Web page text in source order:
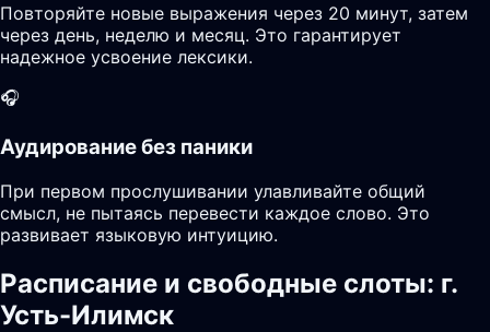
Повторяйте новые выражения через 20 минут, затем
через день, неделю и месяц. Это гарантирует
надежное усвоение лексики.
🎧
Аудирование без паники
При первом прослушивании улавливайте общий
смысл, не пытаясь перевести каждое слово. Это
развивает языковую интуицию.
Расписание и свободные слоты: г.
Усть-Илимск